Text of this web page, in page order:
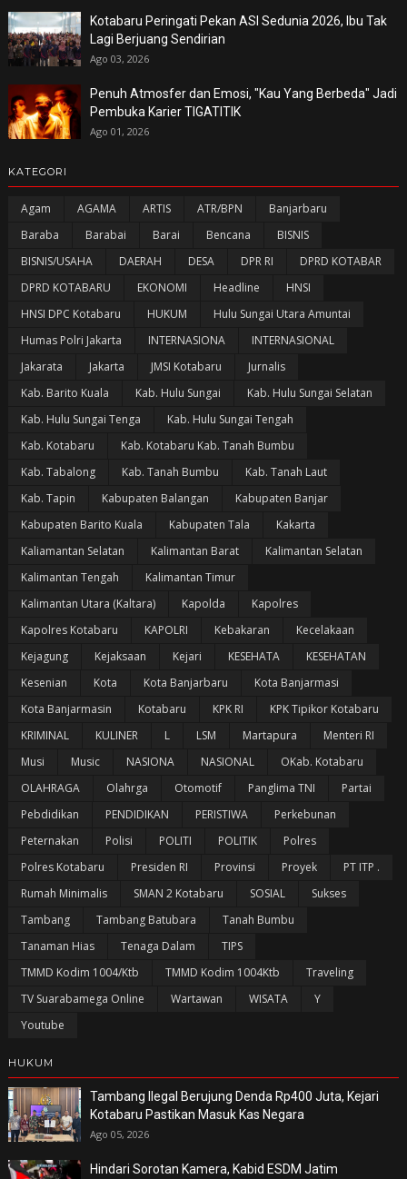
Kotabaru Peringati Pekan ASI Sedunia 2026, Ibu Tak
Lagi Berjuang Sendirian
Ago 03, 2026
Penuh Atmosfer dan Emosi, "Kau Yang Berbeda" Jadi
Pembuka Karier TIGATITIK
Ago 01, 2026
KATEGORI
Agam AGAMA ARTIS ATR/BPN
Banjarbaru
Baraba
Barabai Barai Bencana
BISNIS
BISNIS/USAHA
DAERAH DESA DPR RI
DPRD KOTABAR
DPRD KOTABARU
EKONOMI Headline
HNSI
HNSI DPC Kotabaru
HUKUM
Hulu Sungai Utara Amuntai
Humas Polri Jakarta
INTERNASIONA
INTERNASIONAL
Jakarata
Jakarta JMSI Kotabaru
Jurnalis
Kab. Barito Kuala
Kab. Hulu Sungai
Kab. Hulu Sungai Selatan
Kab. Hulu Sungai Tenga
Kab. Hulu Sungai Tengah
Kab. Kotabaru
Kab. Kotabaru Kab. Tanah Bumbu
Kab. Tabalong
Kab. Tanah Bumbu
Kab. Tanah Laut
Kab. Tapin
Kabupaten Balangan
Kabupaten Banjar
Kabupaten Barito Kuala
Kabupaten Tala
Kakarta
Kaliamantan Selatan
Kalimantan Barat
Kalimantan Selatan
Kalimantan Tengah
Kalimantan Timur
Kalimantan Utara (Kaltara)
Kapolda
Kapolres
Kapolres Kotabaru
KAPOLRI Kebakaran
Kecelakaan
Kejagung
Kejaksaan Kejari KESEHATA
KESEHATAN
Kesenian
Kota Kota Banjarbaru
Kota Banjarmasi
Kota Banjarmasin
Kotabaru KPK RI
KPK Tipikor Kotabaru
KRIMINAL
KULINER L LSM Martapura
Menteri RI
Musi
Music NASIONA NASIONAL
OKab. Kotabaru
OLAHRAGA
Olahrga Otomotif Panglima TNI
Partai
Pebdidikan
PENDIDIKAN PERISTIWA
Perkebunan
Peternakan
Polisi POLITI POLITIK
Polres
Polres Kotabaru
Presiden RI Provinsi Proyek
PT ITP .
Rumah Minimalis
SMAN 2 Kotabaru SOSIAL
Sukses
Tambang
Tambang Batubara
Tanah Bumbu
Tanaman Hias
Tenaga Dalam
TIPS
TMMD Kodim 1004/Ktb
TMMD Kodim 1004Ktb
Traveling
TV Suarabamega Online
Wartawan WISATA
Y
Youtube
HUKUM
Tambang Ilegal Berujung Denda Rp400 Juta, Kejari
Kotabaru Pastikan Masuk Kas Negara
Ago 05, 2026
Hindari Sorotan Kamera, Kabid ESDM Jatim